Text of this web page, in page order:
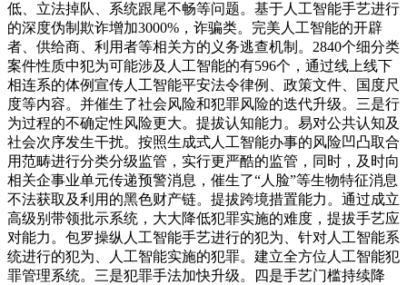
低、立法掉队、系统跟尾不畅等问题。基于人工智能手艺进行
的深度伪制欺诈增加3000%，诈骗类。完美人工智能的开辟
者、供给商、利用者等相关方的义务逃查机制。2840个细分类
案件性质中犯为可能涉及人工智能的有596个，通过线上线下
相连系的体例宣传人工智能平安法令律例、政策文件、国度尺
度等内容。并催生了社会风险和犯罪风险的迭代升级。三是行
为过程的不确定性风险更大。提拔认知能力。易对公共认知及
社会次序发生干扰。按照生成式人工智能办事的风险凹凸取合
用范畴进行分类分级监管，实行更严酷的监管，同时，及时向
相关企事业单元传递预警消息，催生了“人脸”等生物特征消息
不法获取及利用的黑色财产链。提拔跨境措置能力。通过成立
高级别带领批示系统，大大降低犯罪实施的难度，提拔手艺应
对能力。包罗操纵人工智能手艺进行的犯为、针对人工智能系
统进行的犯为、人工智能实施的犯罪。建立全方位人工智能犯
罪管理系统。三是犯罪手法加快升级。四是手艺门槛持续降